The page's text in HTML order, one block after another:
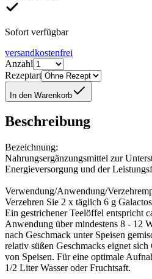
Sofort verfügbar
versandkostenfrei
Anzahl
Rezeptart
In den Warenkorb
Beschreibung
Bezeichnung:
Nahrungsergänzungsmittel zur
Energieversorgung und der
Verwendung/Anwendung/
Verzehren Sie 2 x täglich 6 g
Ein gestrichener Teelöffel entspricht
Anwendung über mindestens 8 - 12
nach Geschmack unter Speisen
relativ süßen Geschmacks eignet sich
von Speisen. Für eine optimale
1/2 Liter Wasser oder Fruchtsaft.